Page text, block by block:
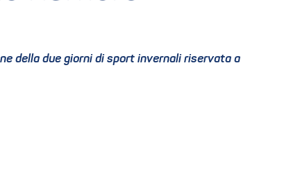
della due giorni di sport invernali riservata a